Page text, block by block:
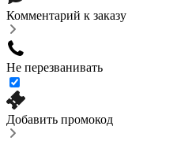
Комментарий к заказу
Не перезванивать
Добавить промокод